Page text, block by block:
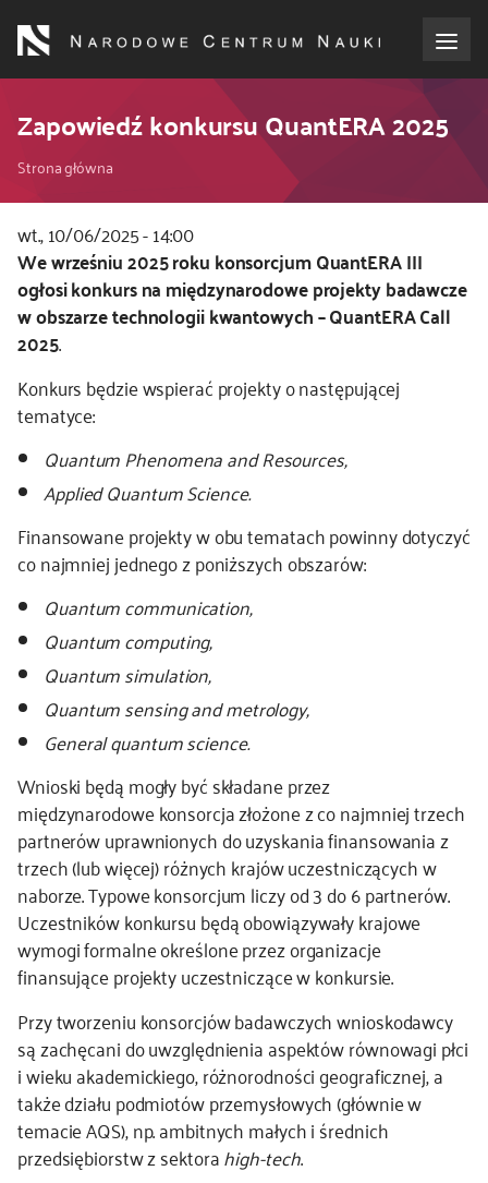
treści
dla wnioskodawców
dla realizujących projekty
dla ekspertów
efekty NCN
współpraca międzynarodowa
nagroda NCN
kontakt
Zapowiedź konkursu QuantERA 2025
Ścieżka
nawigacyjna
Strona główna
wt., 10/06/2025 - 14:00
Kod
CSS
i
JS
We wrześniu 2025 roku konsorcjum QuantERA III
ogłosi konkurs na międzynarodowe projekty badawcze
w obszarze technologii kwantowych – QuantERA Call
2025.
Konkurs będzie wspierać projekty o następującej
tematyce:
Quantum Phenomena and Resources,
Applied Quantum Science.
Finansowane projekty w obu tematach powinny dotyczyć
co najmniej jednego z poniższych obszarów:
Quantum communication,
Quantum computing,
Quantum simulation,
Quantum sensing and metrology,
General quantum science.
Wnioski będą mogły być składane przez
międzynarodowe konsorcja złożone z co najmniej trzech
partnerów uprawnionych do uzyskania finansowania z
trzech (lub więcej) różnych krajów uczestniczących w
naborze. Typowe konsorcjum liczy od 3 do 6 partnerów.
Uczestników konkursu będą obowiązywały krajowe
wymogi formalne określone przez organizacje
finansujące projekty uczestniczące w konkursie.
Przy tworzeniu konsorcjów badawczych wnioskodawcy
są zachęcani do uwzględnienia aspektów równowagi płci
i wieku akademickiego, różnorodności geograficznej, a
także działu podmiotów przemysłowych (głównie w
temacie AQS), np. ambitnych małych i średnich
przedsiębiorstw z sektorahigh-tech.